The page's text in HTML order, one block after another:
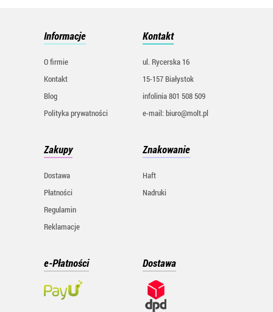
Informacje
O firmie
Kontakt
Blog
Polityka prywatności
Kontakt
ul. Rycerska 16
15-157 Białystok
infolinia 801 508 509
e-mail: biuro@molt.pl
Zakupy
Dostawa
Płatności
Regulamin
Reklamacje
Znakowanie
Haft
Nadruki
e-Płatności Dostawa